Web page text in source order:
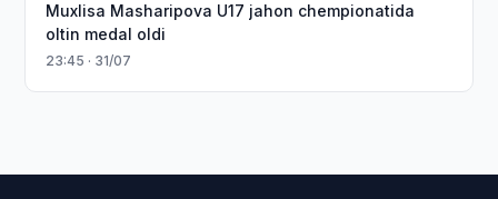
Muxlisa Masharipova U17 jahon chempionatida
oltin medal oldi
23:45 · 31/07